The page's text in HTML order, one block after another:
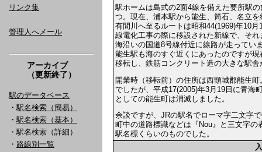
リンク集
管理人へメール
アーカイブ
（更新終了）
駅のデータベース
・ 駅名検索（簡易）
・ 駅名検索（基本）
・駅名検索（詳細）
・ 路線別一覧
駅ホームは島式の2面4線を備えた要所駅の
つ。現在、浦本駅から能生、筒石、名立を
有間川へ至るルートは昭和44(1969)年10月
線電化工事の際に移設された新線で、それ
海沿いの国道8号線付近に線路が走ってい
能生駅も海のすぐ近くにあったのですが現
移転し、鉄筋コンクリート造の大きな駅
開業時（移転前）の住所は西頸城郡能生
でしたが、平成17(2005)年3月19日に青海
としての能生町は消滅しました。
余談ですが、JRの駅名でローマ字二文字
町中の道路標識などは『Nou』と三文字
駅名標くらいのものでした。